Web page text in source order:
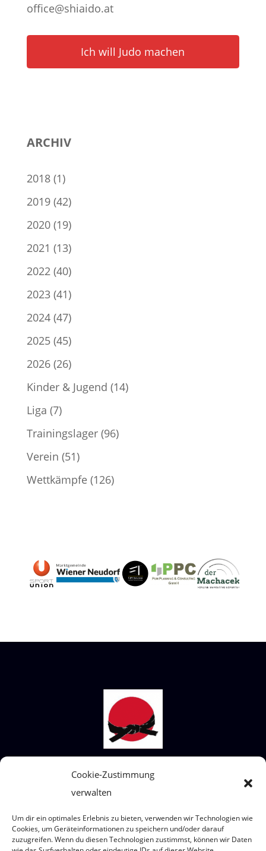
Cookie-Zustimmung
verwalten
Um dir ein optimales Erlebnis zu bieten, verwenden wir Technologien wie
Cookies, um Geräteinformationen zu speichern und/oder darauf
zuzugreifen. Wenn du diesen Technologien zustimmst, können wir Daten
office@shiaido.at
Ich will Judo machen
ARCHIV
2018(1)
2019(42)
2020(19)
2021 (13)
2022 (40)
2023(41)
2024(47)
2025(45)
2026(26)
Kinder & Jugend (14)
Liga (7)
Trainingslager(96)
Verein (51)
Wettkämpfe(126)
STECKBRIEF SHIAI-DO
Wir sind ein Judoverein für alle Altersklassen
Wo? Eumigweg 1/3, 2351 Wiener Neudorf